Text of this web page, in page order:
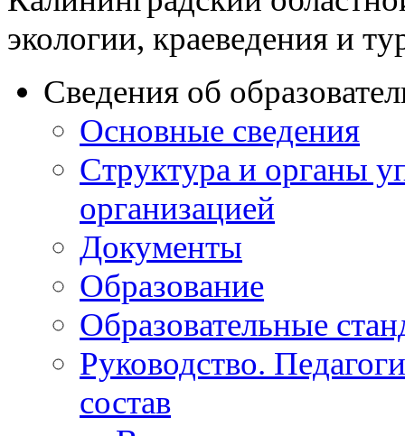
экологии, краеведения и
Сведения об
Основные сведения
Структура и органы
организацией
Документы
Образование
Образовательные
Руководство.
состав